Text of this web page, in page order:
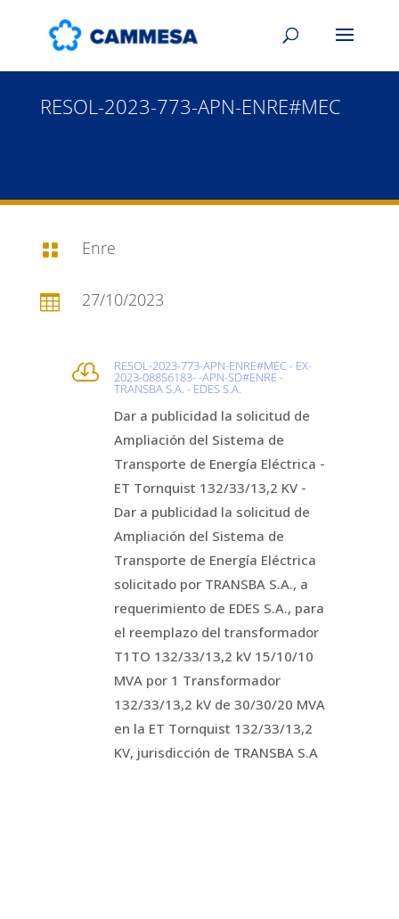
RESOL-2023-773-APN-ENRE#MEC
 Enre
 27/10/2023
 RESOL-2023-773-APN-ENRE#MEC - EX-
2023-08856183- -APN-SD#ENRE -
TRANSBA S.A. - EDES S.A.
Dar a publicidad la solicitud de
Ampliación del Sistema de
Transporte de Energía Eléctrica -
ET Tornquist 132/33/13,2 KV -
Dar a publicidad la solicitud de
Ampliación del Sistema de
Transporte de Energía Eléctrica
solicitado por TRANSBA S.A., a
requerimiento de EDES S.A., para
el reemplazo del transformador
T1TO 132/33/13,2 kV 15/10/10
MVA por 1 Transformador
132/33/13,2 kV de 30/30/20 MVA
en la ET Tornquist 132/33/13,2
KV, jurisdicción de TRANSBA S.A